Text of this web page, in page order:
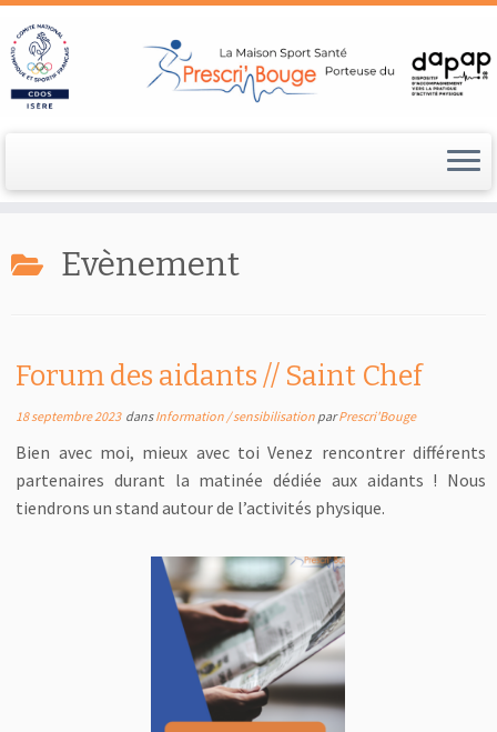
au
contenu Evènement
Forum des aidants // Saint Chef
18 septembre 2023dansInformation / sensibilisation parPrescri'Bouge
Bien avec moi, mieux avec toi Venez rencontrer différents
partenaires durant la matinée dédiée aux aidants ! Nous
tiendrons un stand autour de l’activités physique.